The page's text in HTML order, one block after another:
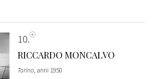
10
RICCARDO MONCALVO
Torino, anni 1950